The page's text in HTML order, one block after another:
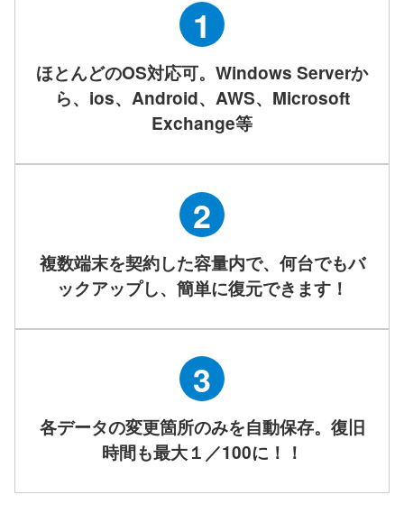
1
ほとんどのOS対応可。Windows Serverか
ら、ios、Android、AWS、Microsoft
Exchange等
2
複数端末を契約した容量内で、何台でもバ
ックアップし、簡単に復元できます！
3
各データの変更箇所のみを自動保存。復旧
時間も最大１／100に！！